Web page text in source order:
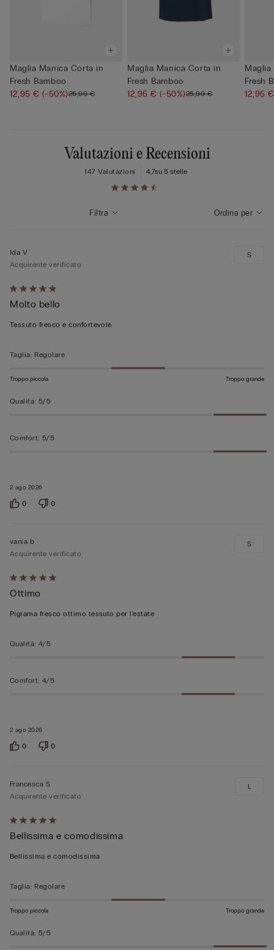
Maglia Manica Corta in
Fresh Bamboo
12,95 €(-50%)25,90 €
Maglia Manica Corta in
Fresh Bamboo
12,95 €(-50%)25,90 €
Fresh
12,95
Valutazioni e Recensioni
4,7su 5 stelle
147 Valutazioni
Ordina per
Filtra
Valutato
5
su
2 ago 2026
Ida V
Acquirente verificato
Molto bello
Tessuto fresco e confortevole
S
Taglia: Regolare
Troppo piccola Troppo grande
Qualità: 5/5
Comfort: 5/5
0 0
Valutato
5
su
2 ago 2026
vania b
Acquirente verificato
Ottimo
Pigiama fresco ottimo tessuto per l’estate
S
Qualità: 4/5
Comfort: 4/5
0 0
Valutato
5
su
Francesca S
Acquirente verificato
Bellissima e comodissima
Bellissima e comodissima
L
Taglia: Regolare
Troppo piccola Troppo grande
Qualità: 5/5